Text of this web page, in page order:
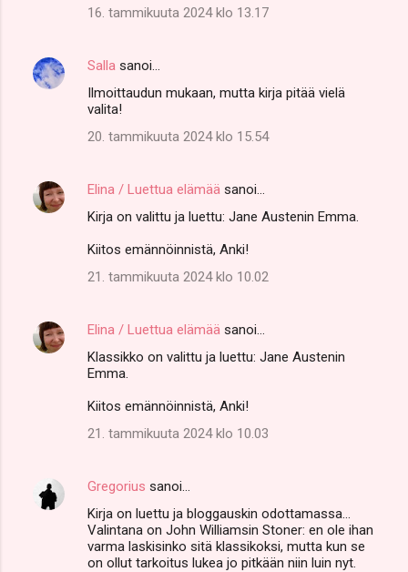
16. tammikuuta 2024 klo 13.17
Salla sanoi…
Ilmoittaudun mukaan, mutta kirja pitää vielä
valita!
20. tammikuuta 2024 klo 15.54
Elina / Luettua elämää sanoi…
Kirja on valittu ja luettu: Jane Austenin Emma.
Kiitos emännöinnistä, Anki!
21. tammikuuta 2024 klo 10.02
Elina / Luettua elämää sanoi…
Klassikko on valittu ja luettu: Jane Austenin
Emma.
Kiitos emännöinnistä, Anki!
21. tammikuuta 2024 klo 10.03
Gregorius sanoi…
Kirja on luettu ja bloggauskin odottamassa...
Valintana on John Williamsin Stoner: en ole ihan
varma laskisinko sitä klassikoksi, mutta kun se
on ollut tarkoitus lukea jo pitkään niin luin nyt.